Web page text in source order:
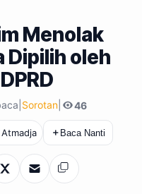
Menolak
Dipilih oleh
Sorotan 46
＋ Baca Nanti
X EmailSalin